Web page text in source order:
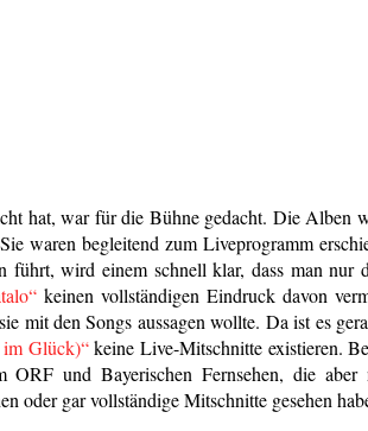
hat, war für die Bühne gedacht. Die Alben
waren begleitend zum Liveprogramm
führt, wird einem schnell klar, dass man nur
keinen vollständigen Eindruck davon
mit den Songs aussagen wollte. Da ist es
im Glück)“keine Live-Mitschnitte existieren.
und Bayerischen Fernsehen, die aber
oder gar vollständige Mitschnitte gesehen